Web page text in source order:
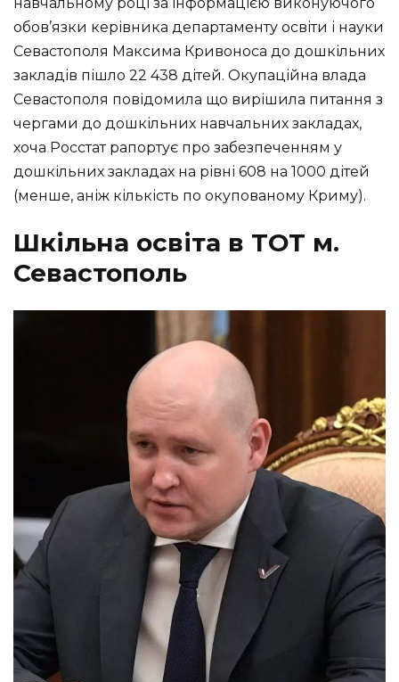
навчальному році за інформацією виконуючого
обов’язки керівника департаменту освіти і науки
Севастополя Максима Кривоноса до дошкільних
закладів пішло 22 438 дітей. Окупаційна влада
Севастополя повідомила що вирішила питання з
чергами до дошкільних навчальних закладах,
хоча Росстат рапортує про забезпеченням у
дошкільних закладах на рівні 608 на 1000 дітей
(менше, аніж кількість по окупованому Криму).
Шкільна освіта в ТОТ м.
Севастополь